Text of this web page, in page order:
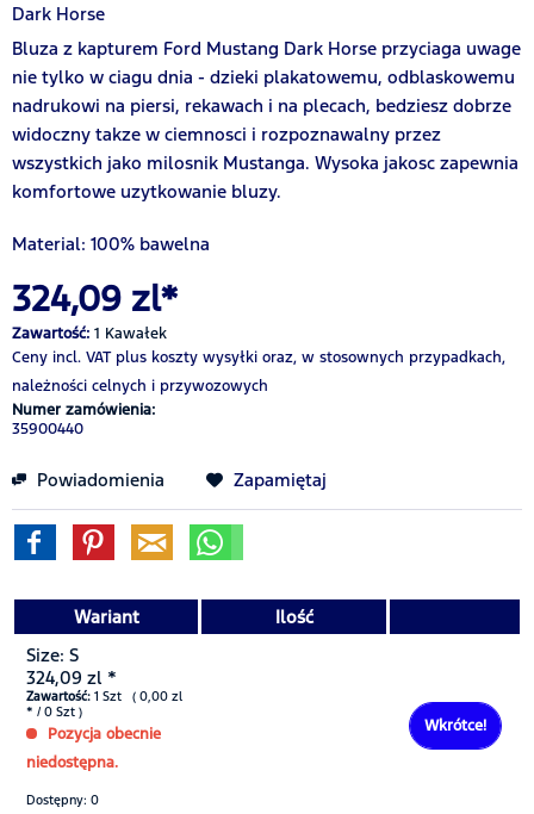
Dark Horse
Bluza z kapturem Ford Mustang Dark Horse przyciaga uwage
nie tylko w ciagu dnia - dzieki plakatowemu, odblaskowemu
nadrukowi na piersi, rekawach i na plecach, bedziesz dobrze
widoczny takze w ciemnosci i rozpoznawalny przez
wszystkich jako milosnik Mustanga. Wysoka jakosc zapewnia
komfortowe uzytkowanie bluzy.
Material: 100% bawelna
324,09 zl*
Zawartość: 1 Kawałek
Ceny incl. VAT plus koszty wysyłki oraz, w stosownych przypadkach,
należności celnych i przywozowych
Numer zamówienia:
35900440
Powiadomienia Zapamiętaj
Wariant
Ilość
Size: S
324,09 zl *
Zawartość: 1 Szt ( 0,00 zl
* / 0 Szt )
Pozycja obecnie
niedostępna.
Dostępny: 0
Wkrótce!